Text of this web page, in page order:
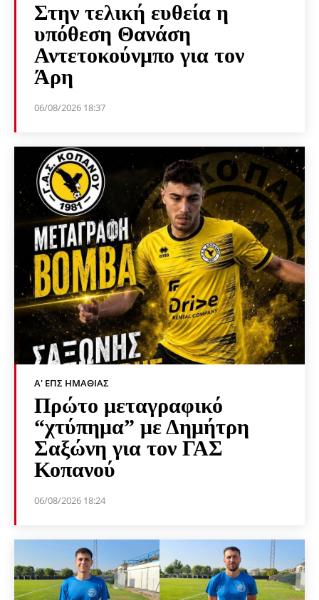
Στην τελική ευθεία η
υπόθεση Θανάση
Αντετοκούνμπο για τον
Άρη
06/08/2026 18:37
Α' ΕΠΣ ΗΜΑΘΊΑΣ
Πρώτο μεταγραφικό
“χτύπημα” με Δημήτρη
Σαξώνη για τον ΓΑΣ
Κοπανού
06/08/2026 18:24